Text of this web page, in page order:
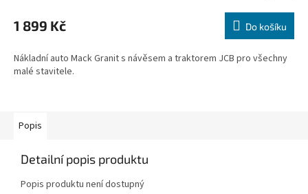
1 899 Kč Do košíku
Nákladní auto Mack Granit s návěsem a traktorem JCB pro všechny
malé stavitele.
Popis
Detailní popis produktu
Popis produktu není dostupný